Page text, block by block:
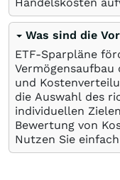
Was sind die
ETF-Sparpläne
und
die Auswahl des
individuellen
Bewertung von
Nutzen Sie